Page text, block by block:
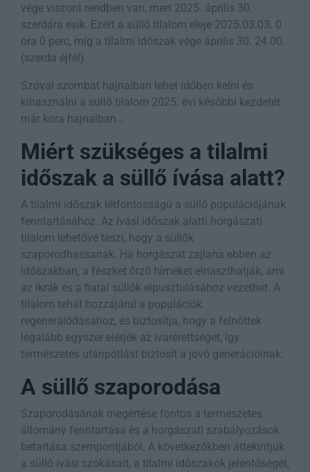
vége viszont rendben van, mert 2025. április 30.
szerdára esik. Ezért a süllő tilalom eleje 2025.03.03. 0
óra 0 perc, míg a tilalmi időszak vége április 30. 24.00.
(szerda éjfél).
Szóval szombat hajnalban lehet időben kelni és
kihasználni a süllő tilalom 2025. évi későbbi kezdetét
már kora hajnalban…
Miért szükséges a tilalmi
időszak a süllő ívása alatt?
A tilalmi időszak létfontosságú a süllő populációjának
fenntartásához. Az ívási időszak alatti horgászati
tilalom lehetővé teszi, hogy a süllők
szaporodhassanak. Ha horgászat zajlana ebben az
időszakban, a fészket őrző hímeket elriaszthatják, ami
az ikrák és a fiatal süllők elpusztulásához vezethet. A
tilalom tehát hozzájárul a populációk
regenerálódásához, és biztosítja, hogy a felnőttek
legalább egyszer elérjék az ivarérettséget, így
természetes utánpótlást biztosít a jövő generációinak.
A süllő szaporodása
Szaporodásának megértése fontos a természetes
állomány fenntartása és a horgászati szabályozások
betartása szempontjából. A következőkben áttekintjük
a süllő ívási szokásait, a tilalmi időszakok jelentőségét,